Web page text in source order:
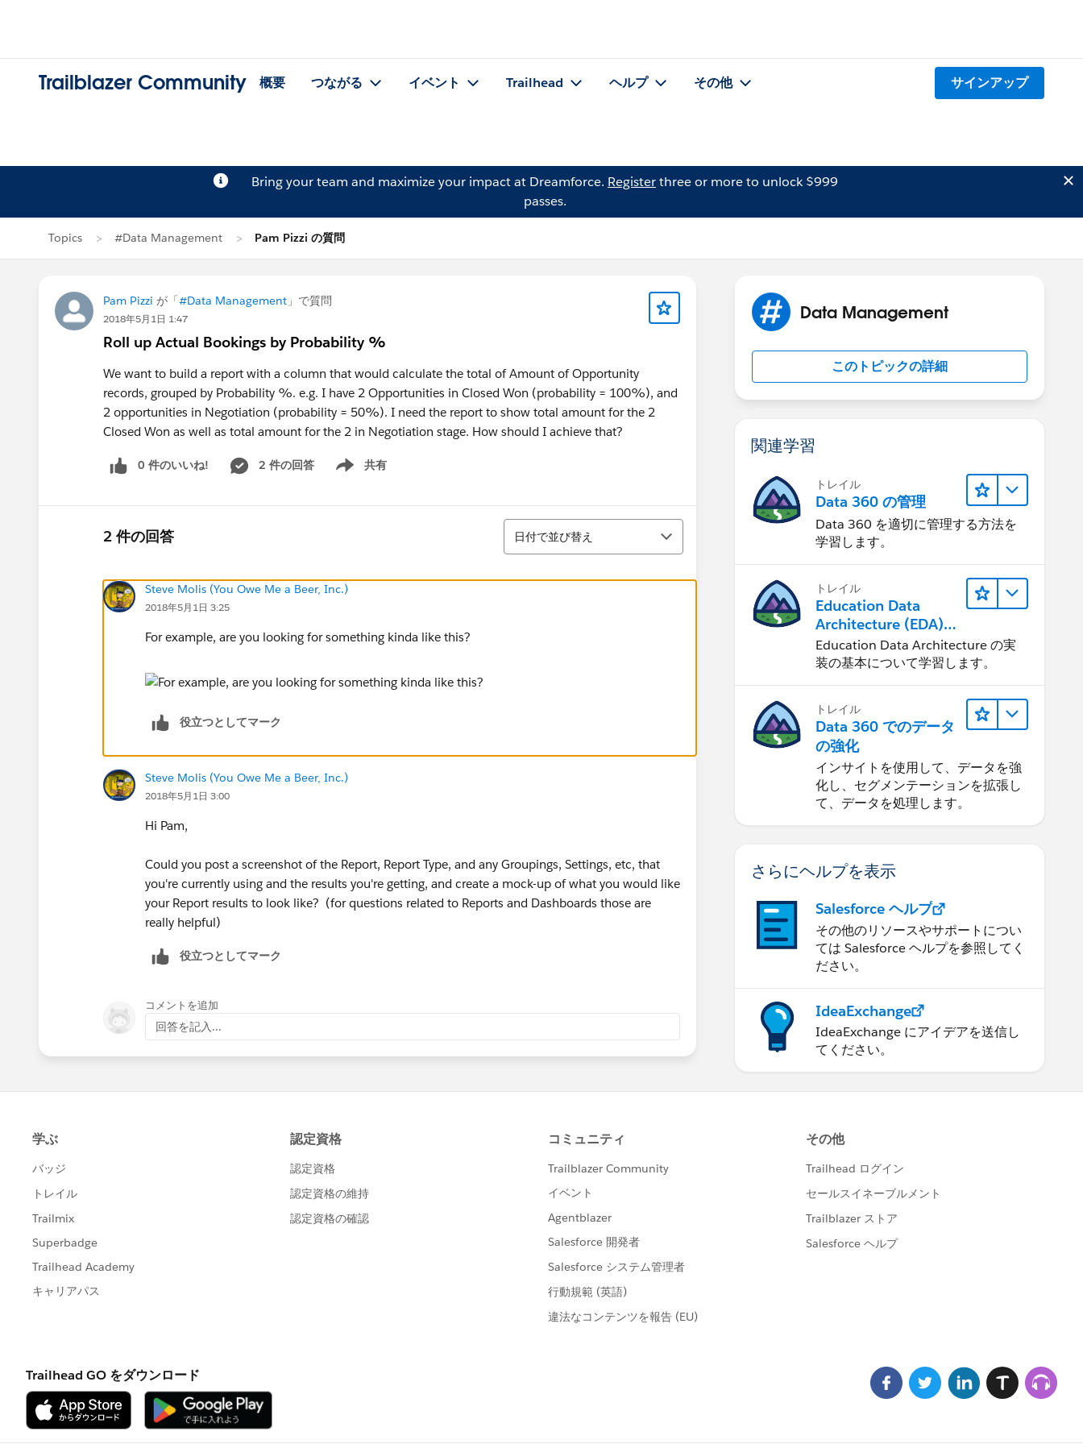
Trailblazer Community 概要 つながる イベント Trailhead ヘルプ その他 サインアップ
Bring your team and maximize your impact at Dreamforce. Registerthree or more to unlock $999
passes.
Topics #Data Management Pam Pizzi の質問
Pam Pizzi が「#Data Management 」で質問
2018年5月1日 1:47
Roll up Actual Bookings by Probability %
We want to build a report with a column that would calculate the total of Amount of Opportunity
records, grouped by Probability %. e.g. I have 2 Opportunities in Closed Won (probability = 100%), and
2 opportunities in Negotiation (probability = 50%). I need the report to show total amount for the 2
Closed Won as well as total amount for the 2 in Negotiation stage. How should I achieve that?
0 件のいいね! 2 件の回答 共有
Show menu
2 件の回答
並び替え
日付で並び替え
Steve Molis (You Owe Me a Beer, Inc.)
2018年5月1日 3:25
For example, are you looking for something kinda like this?
役立つとしてマーク
Steve Molis (You Owe Me a Beer, Inc.)
2018年5月1日 3:00
Hi Pam,
Could you post a screenshot of the Report, Report Type, and any Groupings, Settings, etc, that
you're currently using and the results you're getting, and create a mock-up of what you would like
your Report results to look like? (for questions related to Reports and Dashboards those are
really helpful)
役立つとしてマーク
コメントを追加
回答を記入...
Data Management
このトピックの詳細
関連学習
トレイル
Data 360 の管理
Data 360 を適切に管理する方法を
学習します。
トレイル
Education Data
Architecture (EDA)
の管理
Education Data Architecture の実
装の基本について学習します。
トレイル
Data 360 でのデータ
の強化
インサイトを使用して、データを強
化し、セグメンテーションを拡張し
て、データを処理します。
さらにヘルプを表示
Salesforce ヘルプ
その他のリソースやサポートについ
ては Salesforce ヘルプを参照してく
ださい。
IdeaExchange
IdeaExchange にアイデアを送信し
てください。